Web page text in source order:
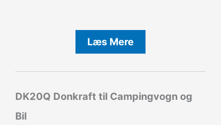
Læs Mere
DK20Q Donkraft til Campingvogn og
Bil